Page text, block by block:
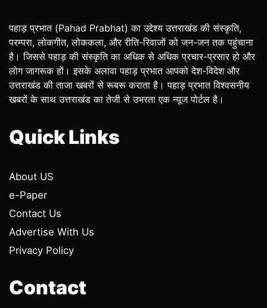
पहाड़ प्रभात (Pahad Prabhat) का उद्देश्य उत्तराखंड की संस्कृति,
परम्परा, लोकगीत, लोककला, और रीति-रिवाजों को जन-जन तक पहुंचाना
है। जिससे पहाड़ की संस्कृति का अधिक से अधिक प्रचार-प्रसार हो और
लोग जागरूक हों। इसके अलावा पहाड़ प्रभात आपको देश-विदेश और
उत्तराखंड की ताजा खबरों से रूबरू कराता है। पहाड़ प्रभात विश्वसनीय
खबरों के साथ उत्तराखंड का तेजी से उभरता एक न्यूज पोर्टल है।
Quick Links
About US
e-Paper
Contact Us
Advertise With Us
Privacy Policy
Contact